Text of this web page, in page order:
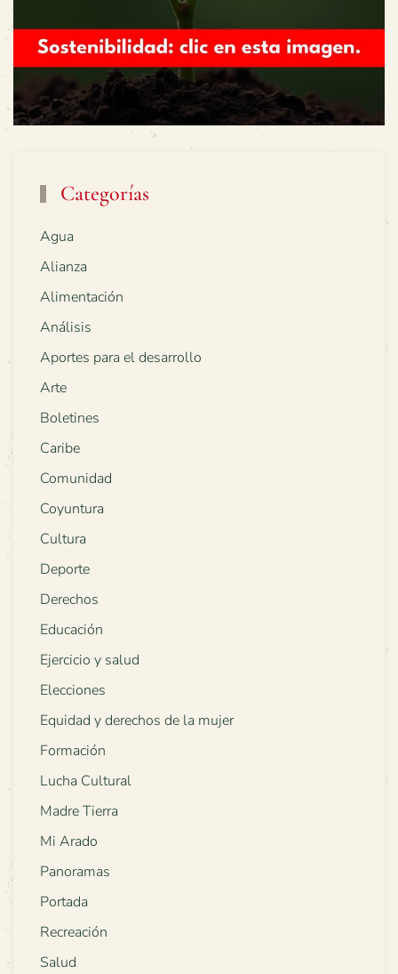
Categorías
Agua
Alianza
Alimentación
Análisis
Aportes para el desarrollo
Arte
Boletines
Caribe
Comunidad
Coyuntura
Cultura
Deporte
Derechos
Educación
Ejercicio y salud
Elecciones
Equidad y derechos de la mujer
Formación
Lucha Cultural
Madre Tierra
Mi Arado
Panoramas
Portada
Recreación
Salud